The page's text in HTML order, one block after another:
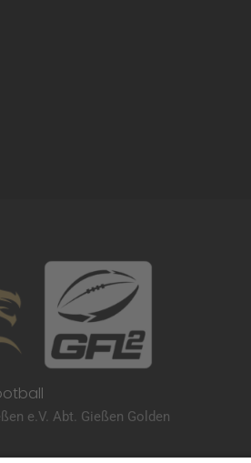
e.V. Abt. Gießen Golden